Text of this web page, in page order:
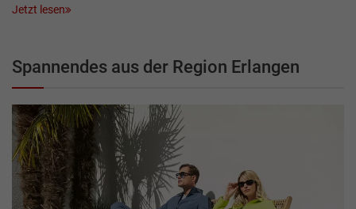
Jetzt lesen
Spannendes aus der Region Erlangen